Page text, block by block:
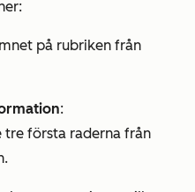
på rubriken från
:
tre första raderna från